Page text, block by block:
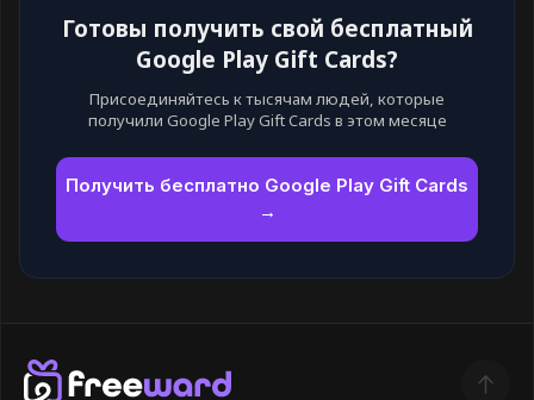
Готовы получить свой бесплатный
Google Play Gift Cards?
Присоединяйтесь к тысячам людей, которые
получили Google Play Gift Cards в этом месяце
Получить бесплатно Google Play Gift Cards
→